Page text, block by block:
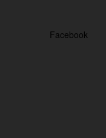
Facebook